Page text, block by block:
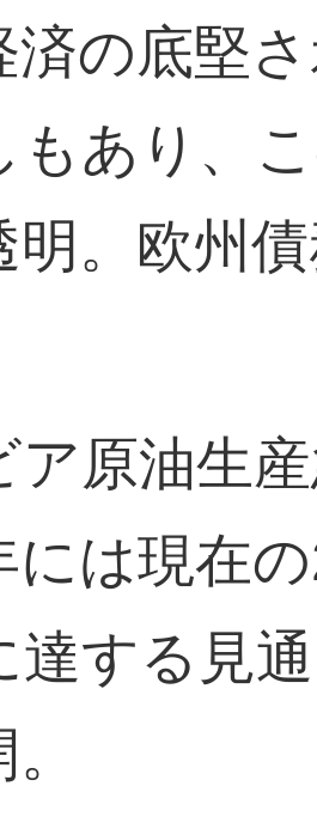
の底堅
もあり、
明。欧州
ア原油生
には現在
達する見